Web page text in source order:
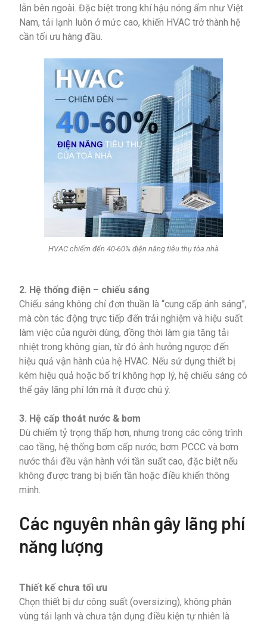
lẫn bên ngoài. Đặc biệt trong khí hậu nóng ẩm như Việt
Nam, tải lạnh luôn ở mức cao, khiến HVAC trở thành hệ
cần tối ưu hàng đầu.
HVAC chiếm đến 40-60% điện năng tiêu thụ tòa nhà
2. Hệ thống điện – chiếu sáng
Chiếu sáng không chỉ đơn thuần là “cung cấp ánh sáng”,
mà còn tác động trực tiếp đến trải nghiệm và hiệu suất
làm việc của người dùng, đồng thời làm gia tăng tải
nhiệt trong không gian, từ đó ảnh hưởng ngược đến
hiệu quả vận hành của hệ HVAC. Nếu sử dụng thiết bị
kém hiệu quả hoặc bố trí không hợp lý, hệ chiếu sáng có
thể gây lãng phí lớn mà ít được chú ý.
3. Hệ cấp thoát nước & bơm
Dù chiếm tỷ trọng thấp hơn, nhưng trong các công trình
cao tầng, hệ thống bơm cấp nước, bơm PCCC và bơm
nước thải đều vận hành với tần suất cao, đặc biệt nếu
không được trang bị biến tần hoặc điều khiển thông
minh.
Các nguyên nhân gây lãng phí
năng lượng
Thiết kế chưa tối ưu
Chọn thiết bị dư công suất (oversizing), không phân
vùng tải lạnh và chưa tận dụng điều kiện tự nhiên là